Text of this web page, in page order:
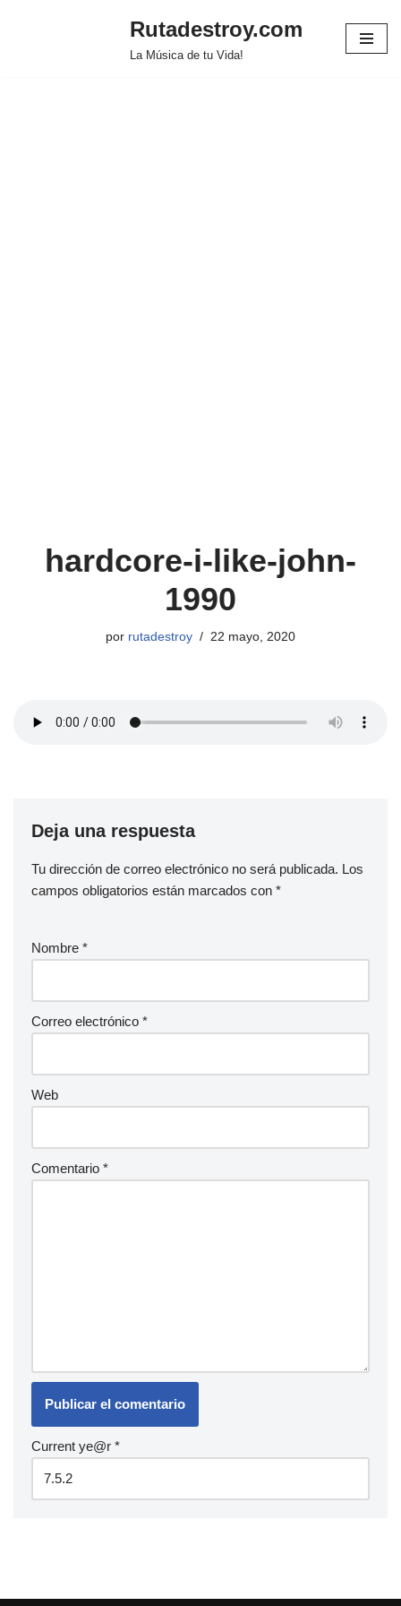
Rutadestroy.com
La Música de tu Vida!
hardcore-i-like-john-
1990
por rutadestroy 22 mayo, 2020
Deja una respuesta
Tu dirección de correo electrónico no será publicada. Los
campos obligatorios están marcados con *
Nombre *
Correo electrónico *
Web
Comentario *
Current ye@r *